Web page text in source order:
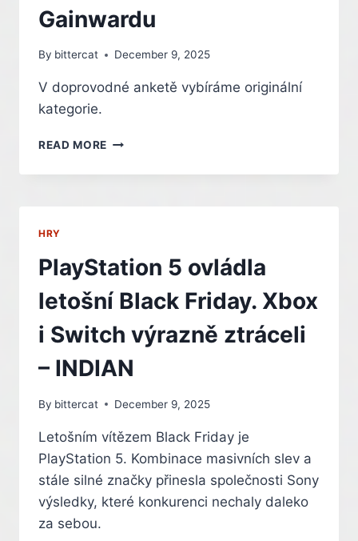
Gainwardu
By bittercat December 9, 2025
V doprovodné anketě vybíráme originální
kategorie.
READ MORE VYBERTE
RTX
KARTU
NVIDIA
GEFORCE
RTX
OD
GAINWARDU
HRY
PlayStation 5 ovládla
letošní Black Friday. Xbox
i Switch výrazně ztráceli
– INDIAN
By bittercat December 9, 2025
Letošním vítězem Black Friday je
PlayStation 5. Kombinace masivních slev a
stále silné značky přinesla společnosti Sony
výsledky, které konkurenci nechaly daleko
za sebou.